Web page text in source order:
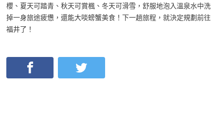
櫻、夏天可踏青、秋天可賞楓、冬天可滑雪，舒服地泡入溫泉水中洗
掉一身旅途疲憊，還能大啖螃蟹美食！下一趟旅程，就決定規劃前往
福井了！